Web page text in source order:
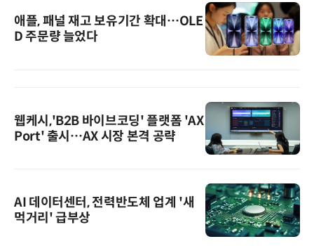
애플, 패널 재고 보유기간 확대…OLE
D 주문량 늘었다
웹케시,'B2B 바이브코딩' 플랫폼 'AX
Port' 출시…AX 시장 본격 공략
AI 데이터센터, 전력반도체 업계 '새
먹거리' 급부상